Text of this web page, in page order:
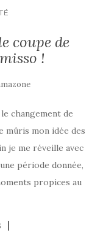
coupe de
!
changement de
mûris mon idée des
je me réveille avec
période donnée,
propices au